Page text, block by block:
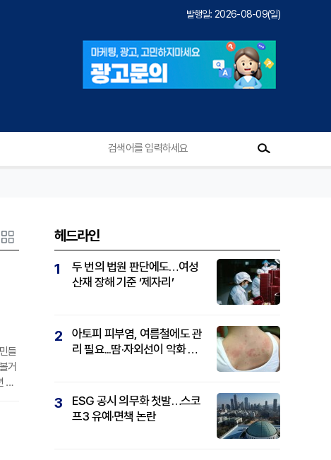
발행일: 2026-08-09(일)
들
거
아
헤드라인
1
두 번의 법원 판단에도…여성
산재 장해 기준 ‘제자리’
2
아토피 피부염, 여름철에도 관
리 필요...땀·자외선이 악화 요
3
ESG 공시 의무화 첫발…스코
프3 유예·면책 논란